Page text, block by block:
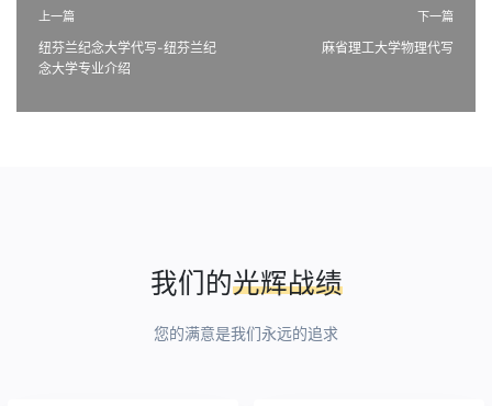
上一篇
纽芬兰纪念大学代写-纽芬兰纪
念大学专业介绍
下一篇
麻省理工大学物理代写
我们的光辉战绩
您的满意是我们永远的追求